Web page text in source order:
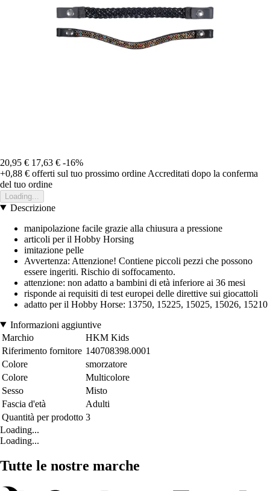
20,95 € 17,63 € -16%
+0,88 € offerti sul tuo prossimo ordine Accreditati dopo la conferma
del tuo ordine
Loading...
Descrizione
manipolazione facile grazie alla chiusura a pressione
articoli per il Hobby Horsing
imitazione pelle
Avvertenza: Attenzione! Contiene piccoli pezzi che possono
essere ingeriti. Rischio di soffocamento.
attenzione: non adatto a bambini di età inferiore ai 36 mesi
risponde ai requisiti di test europei delle direttive sui giocattoli
adatto per il Hobby Horse: 13750, 15225, 15025, 15026, 15210
Informazioni aggiuntive
Marchio
HKM Kids
Riferimento fornitore 140708398.0001
Colore
smorzatore
Colore
Multicolore
Sesso
Misto
Fascia d'età
Adulti
Quantità per prodotto 3
Loading...
Loading...
Tutte le nostre marche